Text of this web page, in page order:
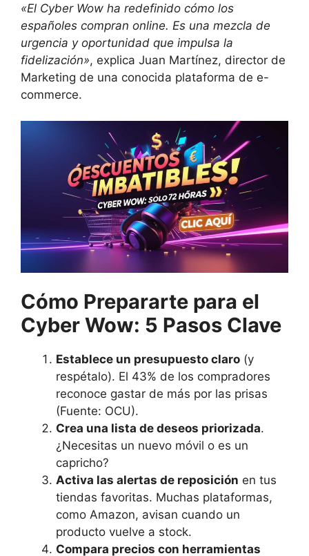
«El Cyber Wow ha redefinido cómo los
españoles compran online. Es una mezcla de
urgencia y oportunidad que impulsa la
fidelización», explica Juan Martínez, director de
Marketing de una conocida plataforma de e-
commerce.
Cómo Prepararte para el
Cyber Wow: 5 Pasos Clave
Establece un presupuesto claro (y
respétalo). El 43% de los compradores
reconoce gastar de más por las prisas
(Fuente: OCU).
Crea una lista de deseos priorizada.
¿Necesitas un nuevo móvil o es un
capricho?
Activa las alertas de reposición en tus
tiendas favoritas. Muchas plataformas,
como Amazon, avisan cuando un
producto vuelve a stock.
Compara precios con herramientas